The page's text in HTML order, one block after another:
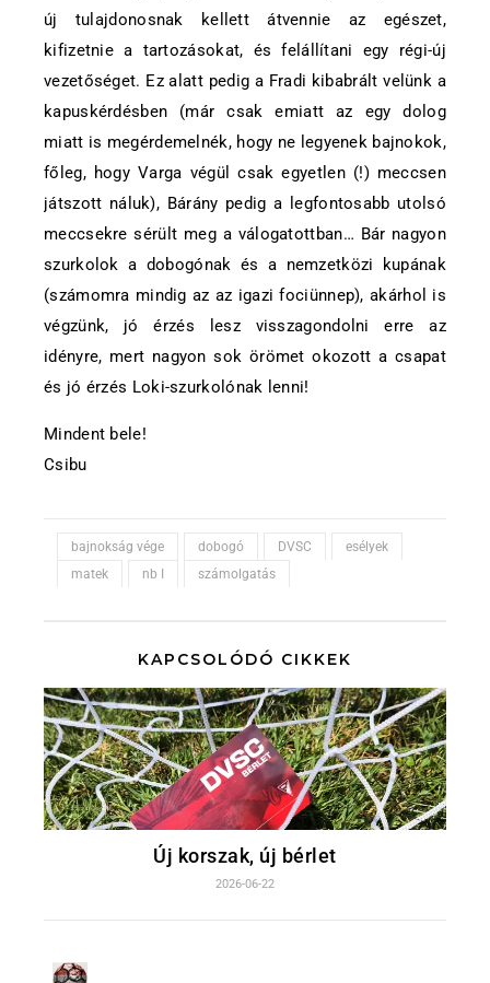
új tulajdonosnak kellett átvennie az egészet,
kifizetnie a tartozásokat, és felállítani egy régi-új
vezetőséget. Ez alatt pedig a Fradi kibabrált velünk a
kapuskérdésben (már csak emiatt az egy dolog
miatt is megérdemelnék, hogy ne legyenek bajnokok,
főleg, hogy Varga végül csak egyetlen (!) meccsen
játszott náluk), Bárány pedig a legfontosabb utolsó
meccsekre sérült meg a válogatottban… Bár nagyon
szurkolok a dobogónak és a nemzetközi kupának
(számomra mindig az az igazi fociünnep), akárhol is
végzünk, jó érzés lesz visszagondolni erre az
idényre, mert nagyon sok örömet okozott a csapat
és jó érzés Loki-szurkolónak lenni!
Mindent bele!
Csibu
bajnokság vége dobogó DVSC
esélyek
matek
nb I számolgatás
KAPCSOLÓDÓ CIKKEK
Új korszak, új bérlet
2026-06-22